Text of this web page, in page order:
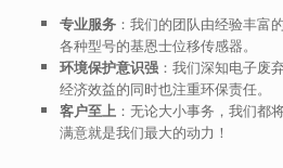
专业服务：我们的团队由经验丰富
各种型号的基恩士位移传感器。
环境保护意识强：我们深知电子废
经济效益的同时也注重环保责任。
客户至上：无论大小事务，我们都
满意就是我们最大的动力！